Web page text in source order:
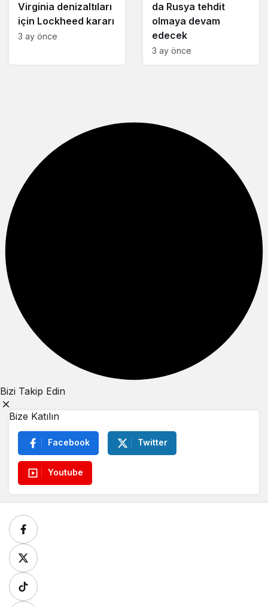
Virginia denizaltıları
için Lockheed kararı
3 ay önce
da Rusya tehdit
olmaya devam
edecek
3 ay önce
Bizi Takip Edin
Bize Katılın
Facebook Twitter
Youtube